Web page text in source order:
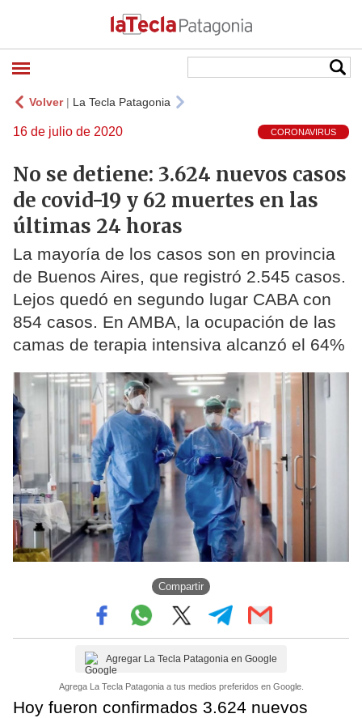
Volver| La Tecla Patagonia
16 de julio de 2020 CORONAVIRUS
No se detiene: 3.624 nuevos casos
de covid-19 y 62 muertes en las
últimas 24 horas
La mayoría de los casos son en provincia
de Buenos Aires, que registró 2.545 casos.
Lejos quedó en segundo lugar CABA con
854 casos. En AMBA, la ocupación de las
camas de terapia intensiva alcanzó el 64%
Compartir
Agregar La Tecla Patagonia en Google
Agrega La Tecla Patagonia a tus medios preferidos en Google.
Hoy fueron confirmados 3.624 nuevos